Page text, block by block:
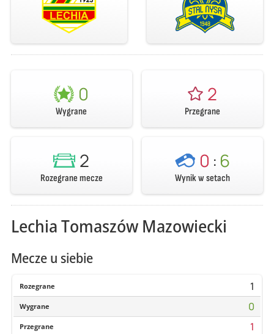
0
Wygrane
2
Przegrane
2
Rozegrane mecze
0 : 6
Wynik w setach
Lechia Tomaszów Mazowiecki
Mecze u siebie
Rozegrane 1
Wygrane 0
Przegrane 1